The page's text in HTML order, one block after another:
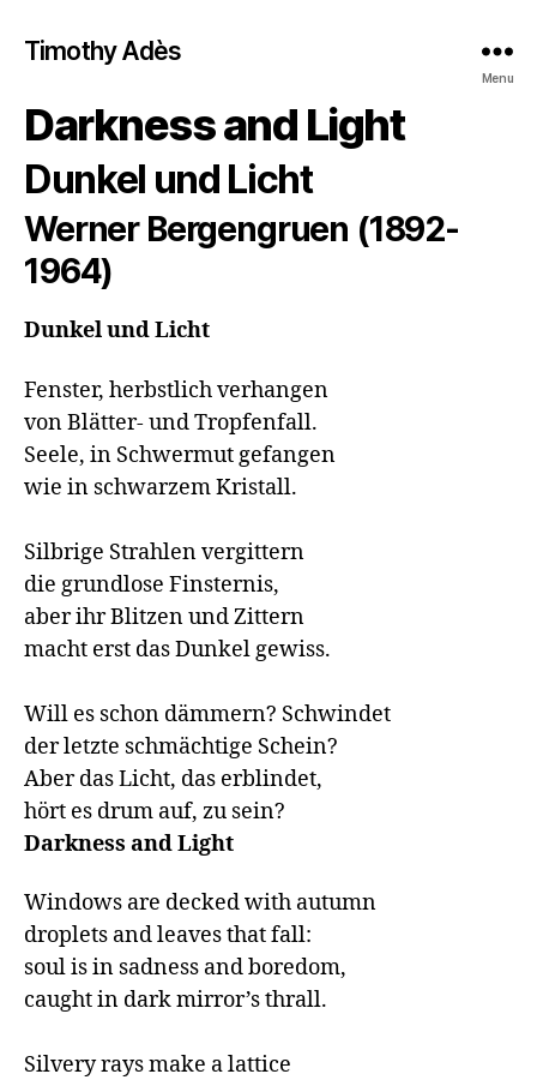
Timothy Adès
Menu
Darkness and Light
Dunkel und Licht
Werner Bergengruen (1892-
1964)
Dunkel und Licht
Fenster, herbstlich verhangen
von Blätter- und Tropfenfall.
Seele, in Schwermut gefangen
wie in schwarzem Kristall.
Silbrige Strahlen vergittern
die grundlose Finsternis,
aber ihr Blitzen und Zittern
macht erst das Dunkel gewiss.
Will es schon dämmern? Schwindet
der letzte schmächtige Schein?
Aber das Licht, das erblindet,
hört es drum auf, zu sein?
Darkness and Light
Windows are decked with autumn
droplets and leaves that fall:
soul is in sadness and boredom,
caught in dark mirror’s thrall.
Silvery rays make a lattice